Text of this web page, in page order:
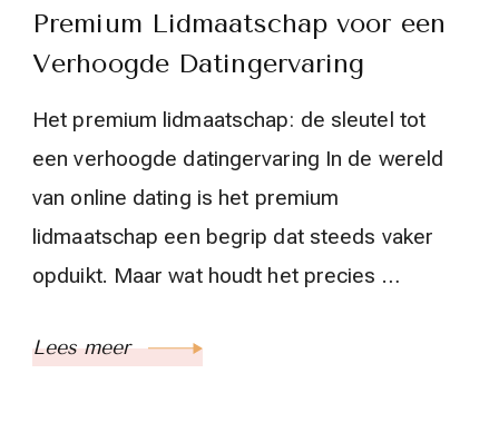
Premium Lidmaatschap voor een
Verhoogde Datingervaring
Het premium lidmaatschap: de sleutel tot
een verhoogde datingervaring In de wereld
van online dating is het premium
lidmaatschap een begrip dat steeds vaker
opduikt. Maar wat houdt het precies …
Lees meer